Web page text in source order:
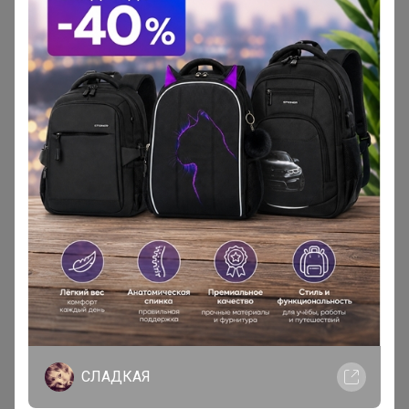
3
211,8р
Кружка 350 мл, фарфор, серия "Элеганс" "The
Sun" P.L.
Стоп 07 августа
Посуда Proff Cuisine. Самая лучшая цена. УРА!
Цены остаются прежние!
ТатьянаПо
Магистр
В теме "Трендовая Женская и Мужская... Air
Rainbow , PATAGONIA , T-SWEATER , KT-SHIELD..."
СЛАДКАЯ